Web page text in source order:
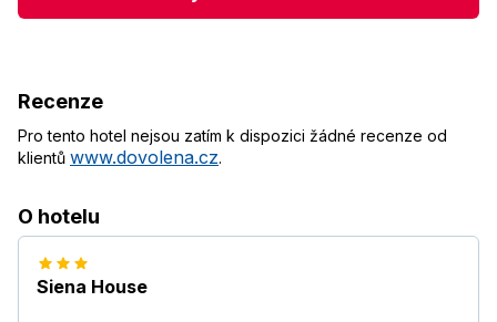
Recenze
Pro tento hotel nejsou zatím k dispozici žádné recenze od
klientů www.dovolena.cz.
O hotelu
Siena House